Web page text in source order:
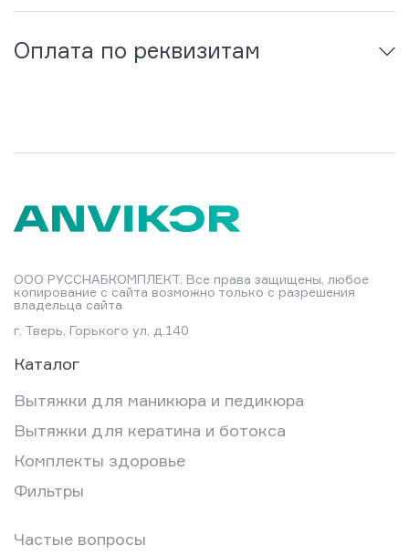
Оплата по реквизитам
ООО РУССНАБКОМПЛЕКТ. Все права защищены, любое
копирование с сайта возможно только с разрешения
владельца сайта
г. Тверь, Горького ул, д.140
Каталог
Вытяжки для маникюра и педикюра
Вытяжки для кератина и ботокса
Комплекты здоровье
Фильтры
Частые вопросы